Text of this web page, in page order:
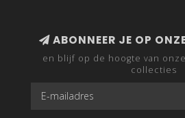
ABONNEER JE OP
en blijf op de hoogte van
collecties